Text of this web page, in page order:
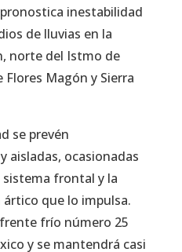
inestabilidad
de lluvias en la
norte del Istmo de
Magón y Sierra
se prevén
aisladas, ocasionadas
frontal y la
que lo impulsa.
frío número 25
y se mantendrá casi